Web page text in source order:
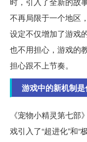
不再局限于一个地区
设定不仅增加了游戏
也不用担心，游戏的
担心跟不上节奏。
游戏中的新机制是
《宠物小精灵第七
戏引入了“超进化”和“